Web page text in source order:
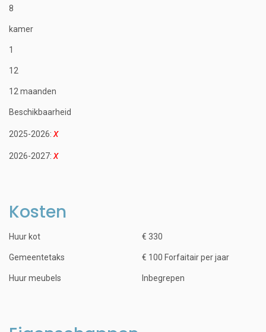
8
kamer
1
12
12 maanden
Beschikbaarheid
2025-2026:
2026-2027:
Kosten
Huur kot € 330
Gemeentetaks € 100 Forfaitair per jaar
Huur meubels Inbegrepen